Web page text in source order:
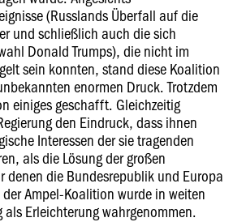
(Russlands Überfall auf die
und schließlich auch die sich
Donald Trumps), die nicht im
sein konnten, stand diese Koalition
enormen Druck. Trotzdem
einiges geschafft. Gleichzeitig
den Eindruck, dass ihnen
Interessen der sie tragenden
als die Lösung der großen
denen die Bundesrepublik und Europa
Ampel-Koalition wurde in weiten
als Erleichterung wahrgenommen.